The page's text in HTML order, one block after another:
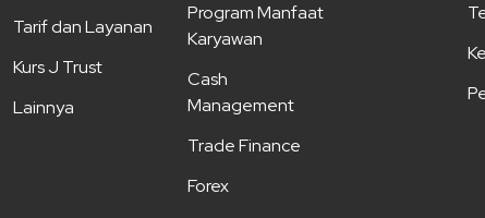
Tarif dan Layanan
Kurs J Trust
Lainnya
Program Manfaat
Karyawan
Cash
Management
Trade Finance
Forex